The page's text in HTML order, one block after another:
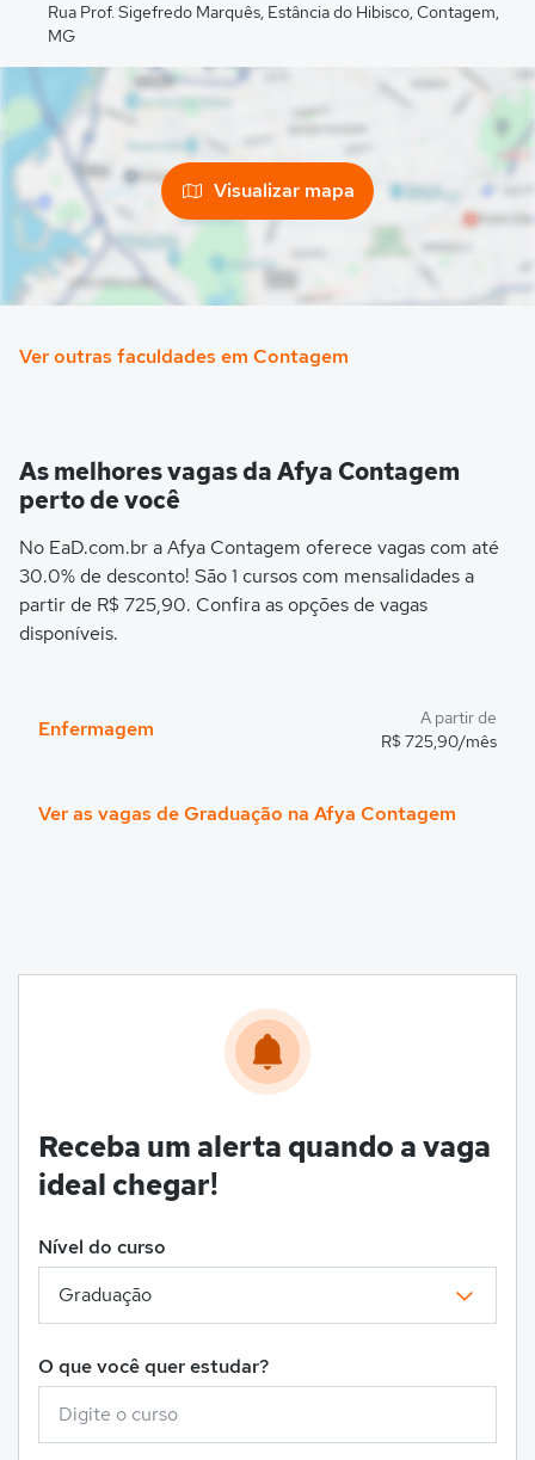
Rua Prof. Sigefredo Marquês, Estância do Hibisco, Contagem,
MG
Visualizar mapa
Ver outras faculdades em Contagem
As melhores vagas da Afya Contagem
perto de você
No EaD.com.br a Afya Contagem oferece vagas com até
30.0% de desconto! São 1 cursos com mensalidades a
partir de R$ 725,90. Confira as opções de vagas
disponíveis.
Enfermagem
A partir de
R$ 725,90/mês
Ver as vagas de Graduação na Afya Contagem
Receba um alerta quando a vaga
ideal chegar!
Nível do curso
O que você quer estudar?